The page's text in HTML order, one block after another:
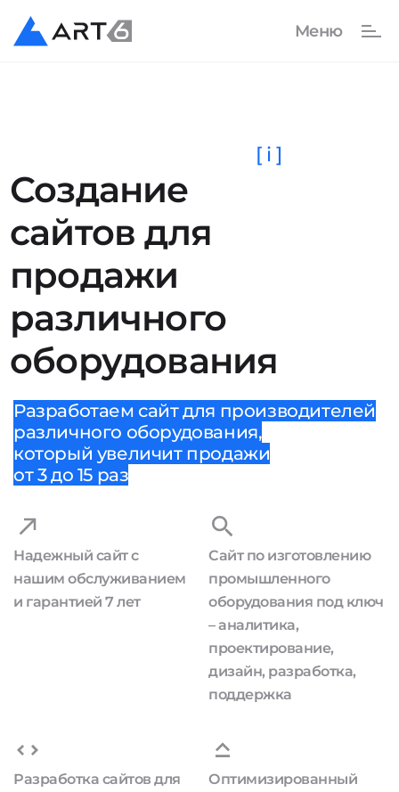
Создание
сайтов для
продажи
различного
оборудования
[ i ]
Разработаем сайт для производителей
различного оборудования,
который увеличит продажи
от 3 до 15 раз
Надежный сайт с
нашим обслуживанием
и гарантией 7 лет
Сайт по изготовлению
промышленного
оборудования под ключ
– аналитика,
проектирование,
дизайн, разработка,
поддержка
Разработка сайтов для
Оптимизированный